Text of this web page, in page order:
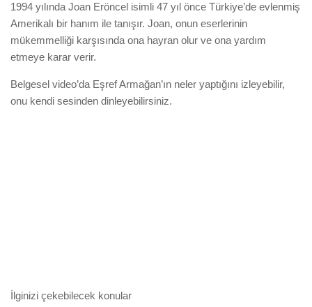
1994 yılında Joan Eröncel isimli 47 yıl önce Türkiye’de evlenmiş
Amerikalı bir hanım ile tanışır. Joan, onun eserlerinin
mükemmelliği karşısında ona hayran olur ve ona yardım
etmeye karar verir.
Belgesel video’da Eşref Armağan’ın neler yaptığını izleyebilir,
onu kendi sesinden dinleyebilirsiniz.
İlginizi çekebilecek konular